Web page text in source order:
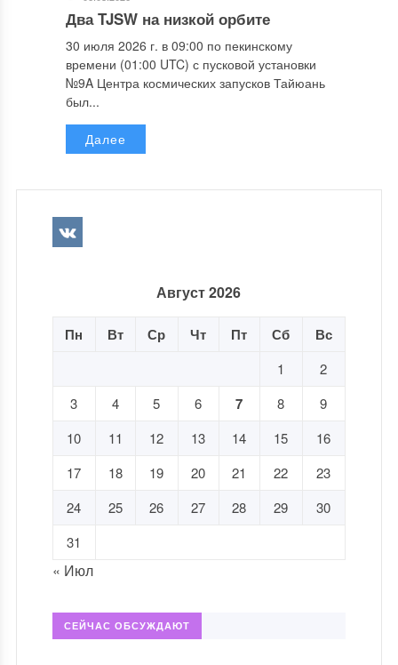
Два TJSW на низкой орбите
30 июля 2026 г. в 09:00 по пекинскому
времени (01:00 UTC) с пусковой установки
№9A Центра космических запусков Тайюань
был...
Далее
Август 2026
Пн Вт Ср Чт Пт Сб Вс
1
2
3
4 5 6 7 8
9
10
11 12 13 14 15
16
17
18 19 20 21 22
23
24
25 26 27 28 29
30
31
« Июл
СЕЙЧАС ОБСУЖДАЮТ